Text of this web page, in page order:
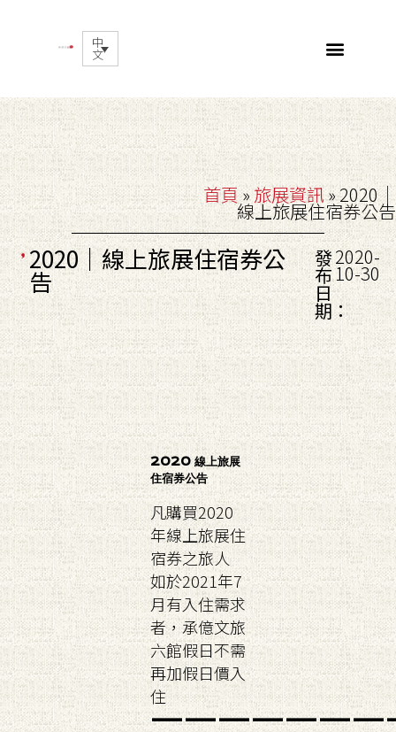
中
文
首頁»旅展資訊»2020｜
線上旅展住宿券公告
2020｜線上旅展住宿券公
告
發
布
日
期：
2020-
10-30
2020 線上旅展
住宿券公告
凡購買2020
年線上旅展住
宿券之旅人
如於2021年7
月有入住需求
者，承億文旅
六館假日不需
再加假日價入
住